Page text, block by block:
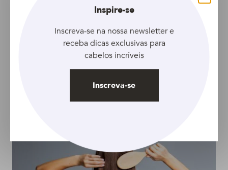
ARTIGO
para o problema?
Fechar
Inspire-se
Inscreva-se na nossa newsletter e
receba dicas exclusivas para
cabelos incríveis
Inscreva-se